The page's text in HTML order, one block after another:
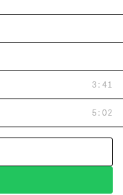
3:41
5:02